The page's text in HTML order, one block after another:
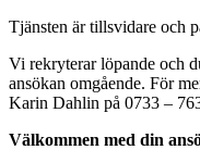
Tjänsten är tillsvidare och
Vi rekryterar löpande och
ansökan omgående. För
Karin Dahlin på 0733 –
Välkommen med din